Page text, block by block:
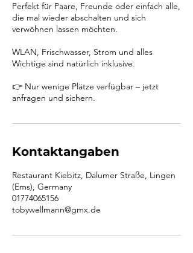
Perfekt für Paare, Freunde oder einfach alle,
die mal wieder abschalten und sich
verwöhnen lassen möchten.
WLAN, Frischwasser, Strom und alles
Wichtige sind natürlich inklusive.
👉 Nur wenige Plätze verfügbar – jetzt
anfragen und sichern.
Kontaktangaben
Restaurant Kiebitz, Dalumer Straße, Lingen
(Ems), Germany
01774065156
tobywellmann@gmx.de